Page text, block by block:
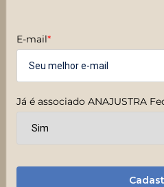
E-mail*
Já é associado ANAJUSTRA